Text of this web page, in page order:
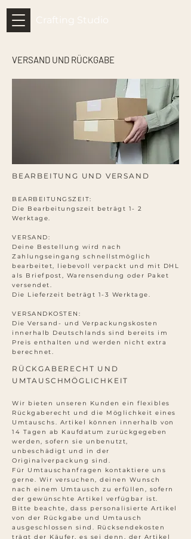
Crafting Studio
VERSAND UND RÜCKGABE
BEARBEITUNG UND VERSAND
BEARBEITUNGSZEIT:
Die Bearbeitungszeit beträgt 1- 2
Werktage.
VERSAND:
Deine Bestellung wird nach
Zahlungseingang schnellstmöglich
bearbeitet, liebevoll verpackt und mit DHL
als Briefpost, Warensendung oder Paket
versendet.
Die Lieferzeit beträgt 1-3 Werktage.
VERSANDKOSTEN:
Die Versand- und Verpackungskosten
innerhalb Deutschlands sind bereits im
Preis enthalten und werden nicht extra
berechnet.
RÜCKGABERECHT UND
UMTAUSCHMÖGLICHKEIT
Wir bieten unseren Kunden ein flexibles
Rückgaberecht und die Möglichkeit eines
Umtauschs. Artikel können innerhalb von
14 Tagen ab Kaufdatum zurückgegeben
werden, sofern sie unbenutzt,
unbeschädigt und in der
Originalverpackung sind.
Für Umtauschanfragen kontaktiere uns
gerne. Wir versuchen, deinen Wunsch
nach einem Umtausch zu erfüllen, sofern
der gewünschte Artikel verfügbar ist.
Bitte beachte, dass personalisierte Artikel
von der Rückgabe und Umtausch
ausgeschlossen sind. Rücksendekosten
trägt der Käufer, es sei denn, der Artikel